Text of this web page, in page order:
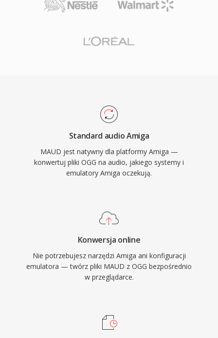
Standard audio Amiga
MAUD jest natywny dla platformy Amiga —
konwertuj pliki OGG na audio, jakiego systemy i
emulatory Amiga oczekują.
Konwersja online
Nie potrzebujesz narzędzi Amiga ani konfiguracji
emulatora — twórz pliki MAUD z OGG bezpośrednio
w przeglądarce.